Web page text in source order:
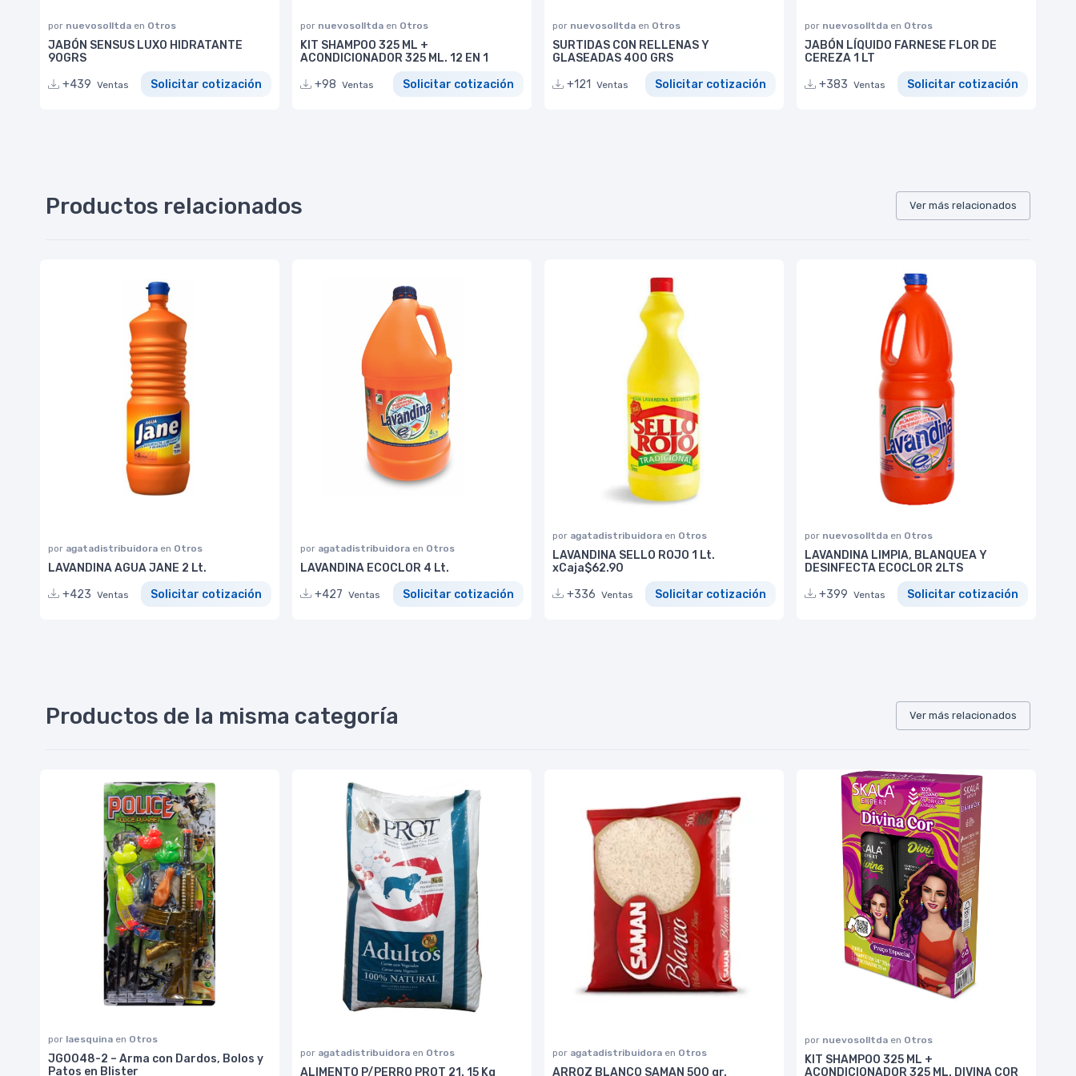
por nuevosolltda en Otros
JABÓN SENSUS LUXO HIDRATANTE
90GRS
+439 Ventas Solicitar cotización
por nuevosolltda en Otros
KIT SHAMPOO 325 ML +
ACONDICIONADOR 325 ML. 12 EN 1
+98 Ventas Solicitar cotización
por nuevosolltda en Otros
SURTIDAS CON RELLENAS Y
GLASEADAS 400 GRS
+121
Ventas Solicitar cotización
por nuevosolltda en Otros
JABÓN LÍQUIDO FARNESE FLOR DE
CEREZA 1 LT
+383 Ventas Solicitar cotización
Productos relacionados Ver más relacionados
por agatadistribuidora en Otros
LAVANDINA AGUA JANE 2 Lt.
+423 Ventas Solicitar cotización
por agatadistribuidora en Otros
LAVANDINA ECOCLOR 4 Lt.
+427 Ventas Solicitar cotización
por agatadistribuidora en Otros
LAVANDINA SELLO ROJO 1 Lt.
xCaja$62.90
+336 Ventas Solicitar cotización
por nuevosolltda en Otros
LAVANDINA LIMPIA, BLANQUEA Y
DESINFECTA ECOCLOR 2LTS
+399 Ventas Solicitar cotización
Productos de la misma categoría Ver más relacionados
por laesquina en Otros
JG0048-2 – Arma con Dardos, Bolos y
Patos en Blister
por agatadistribuidora en Otros
ALIMENTO P/PERRO PROT 21. 15 Kg
por agatadistribuidora en Otros
ARROZ BLANCO SAMAN 500 gr.
por nuevosolltda en Otros
KIT SHAMPOO 325 ML +
ACONDICIONADOR 325 ML. DIVINA COR